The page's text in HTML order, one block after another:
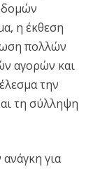
η έκθεση
πολλών
αγορών και
την
τη σύλληψη
για